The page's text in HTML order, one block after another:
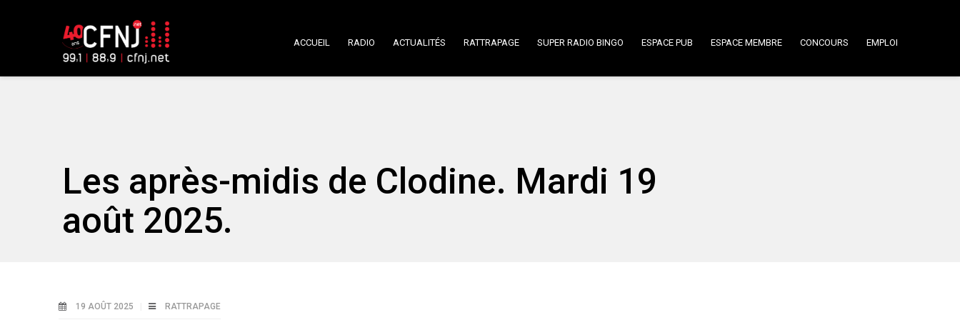
ACCUEIL RADIO ACTUALITÉS RATTRAPAGE SUPER RADIO BINGO ESPACE PUB ESPACE MEMBRE CONCOURS EMPLOI
Les après-midis de Clodine. Mardi 19
août 2025.
19 AOÛT 2025 RATTRAPAGE